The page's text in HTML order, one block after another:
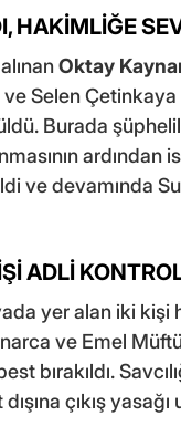
HAKİMLİĞE
Oktay
Selen
Burada
ardından
ve devamında
ADLİ
yer alan iki kişi
ve Emel
bırakıldı.
çıkış yasağı